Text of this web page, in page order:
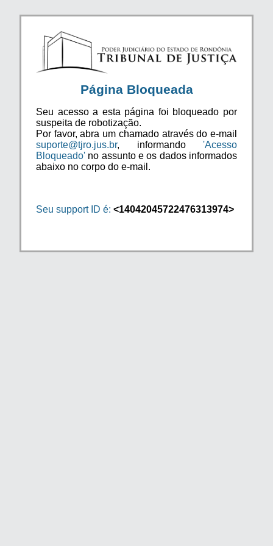
Página Bloqueada
Seu acesso a esta página foi bloqueado por
suspeita de robotização.
Por favor, abra um chamado através do e-mail
suporte@tjro.jus.br, informando 'Acesso
Bloqueado' no assunto e os dados informados
abaixo no corpo do e-mail.
Seu support ID é: <14042045722476313974>